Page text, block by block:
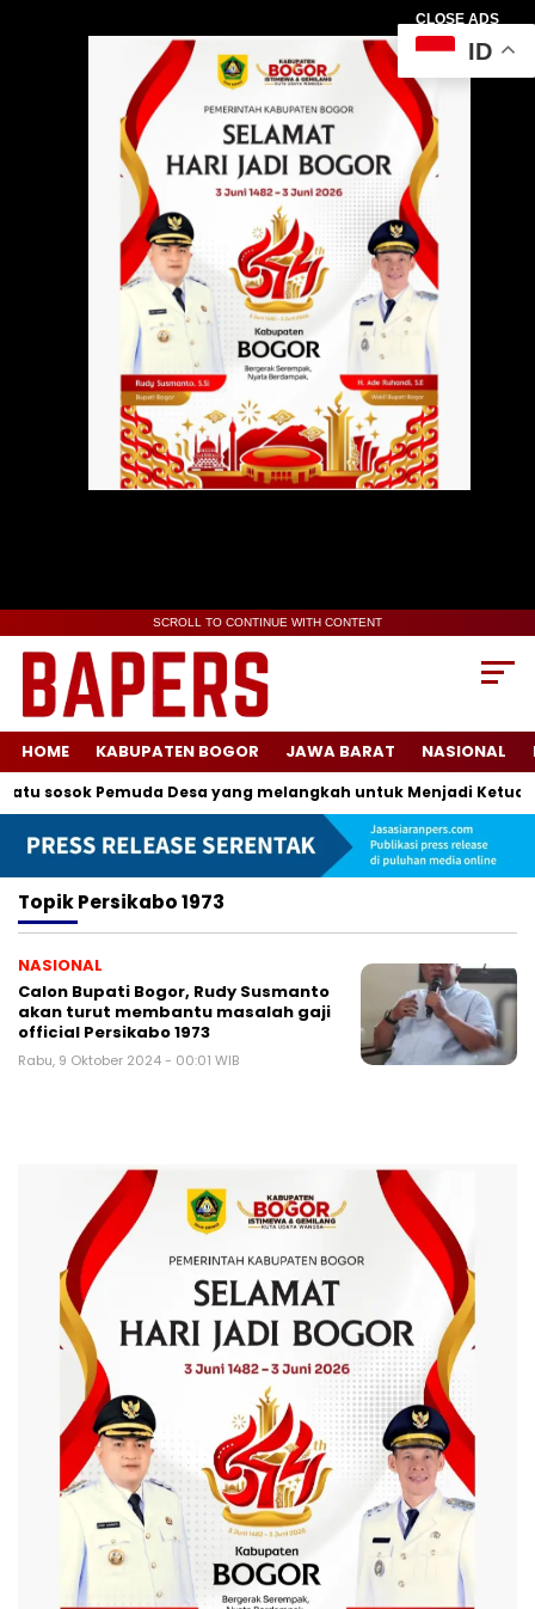
CLOSE ADS
SCROLL TO CONTINUE WITH CONTENT
HOME KABUPATEN BOGOR JAWA BARAT NASIONAL
sosok Pemuda Desa yang melangkah untuk Menjadi Ketua
TopikPersikabo 1973
NASIONAL
Calon Bupati Bogor, Rudy Susmanto
akan turut membantu masalah gaji
official Persikabo 1973
Rabu, 9 Oktober 2024 - 00:01 WIB
ID